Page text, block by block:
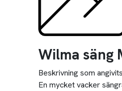
Wilma säng
Beskrivning som
En mycket vacker